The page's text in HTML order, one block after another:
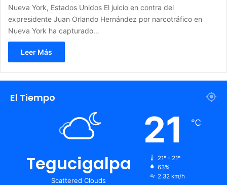
Nueva York, Estados Unidos El juicio en contra del
expresidente Juan Orlando Hernández por narcotráfico en
Nueva York ha capturado…
Leer Más
El Tiempo
Tegucigalpa
Scattered Clouds
21 ℃
21º - 21º
63%
2.32 km/h